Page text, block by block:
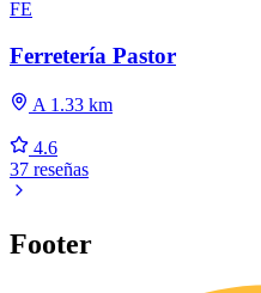
FE
Ferretería Pastor
A 1.33 km
4.6
37 reseñas
Footer